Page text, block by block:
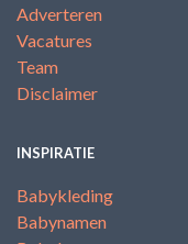
Adverteren
Vacatures
Team
Disclaimer
INSPIRATIE
Babykleding
Babynamen